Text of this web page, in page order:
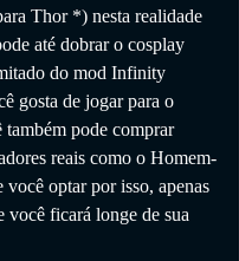
Thor *) nesta realidade
até dobrar o cosplay
do mod Infinity
gosta de jogar para o
também pode comprar
reais como o Homem-
você optar por isso, apenas
você ficará longe de sua